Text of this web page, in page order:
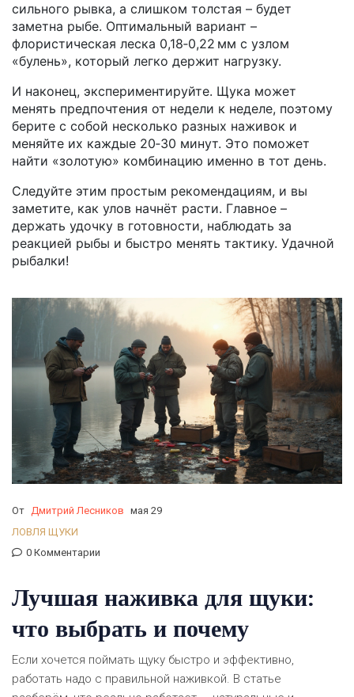
сильного рывка, а слишком толстая – будет
заметна рыбе. Оптимальный вариант –
флористическая леска 0,18‑0,22 мм с узлом
«булень», который легко держит нагрузку.
И наконец, экспериментируйте. Щука может
менять предпочтения от недели к неделе, поэтому
берите с собой несколько разных наживок и
меняйте их каждые 20‑30 минут. Это поможет
найти «золотую» комбинацию именно в тот день.
Следуйте этим простым рекомендациям, и вы
заметите, как улов начнёт расти. Главное –
держать удочку в готовности, наблюдать за
реакцией рыбы и быстро менять тактику. Удачной
рыбалки!
От Дмитрий Лесников мая 29
ЛОВЛЯ ЩУКИ
0 Комментарии
Лучшая наживка для щуки:
что выбрать и почему
Если хочется поймать щуку быстро и эффективно,
работать надо с правильной наживкой. В статье